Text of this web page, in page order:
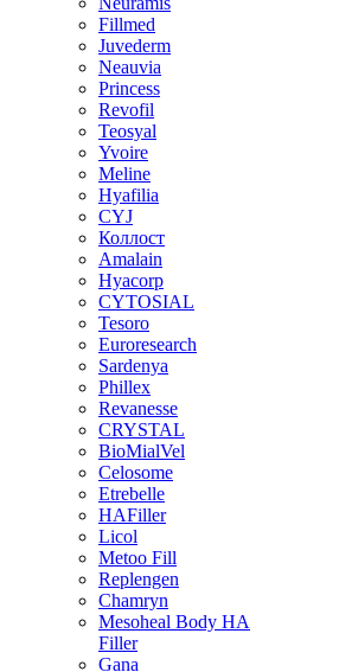
Fillmed
Juvederm
Neauvia
Princess
Revofil
Teosyal
Yvoire
Meline
Hyafilia
CYJ
Коллост
Amalain
Hyacorp
CYTOSIAL
Tesoro
Euroresearch
Sardenya
Phillex
Revanesse
CRYSTAL
BioMialVel
Celosome
Etrebelle
HAFiller
Licol
Metoo Fill
Replengen
Chamryn
Mesoheal Body HA
Filler
Gana